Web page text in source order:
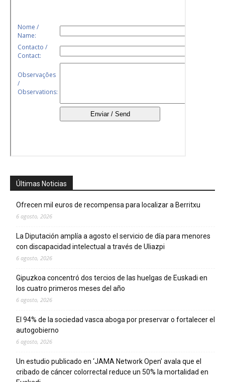
Últimas Noticias
Ofrecen mil euros de recompensa para localizar a Berritxu
6 agosto, 2026
La Diputación amplía a agosto el servicio de día para menores
con discapacidad intelectual a través de Uliazpi
6 agosto, 2026
Gipuzkoa concentró dos tercios de las huelgas de Euskadi en
los cuatro primeros meses del año
6 agosto, 2026
El 94% de la sociedad vasca aboga por preservar o fortalecer el
autogobierno
6 agosto, 2026
Un estudio publicado en ‘JAMA Network Open’ avala que el
cribado de cáncer colorrectal reduce un 50% la mortalidad en